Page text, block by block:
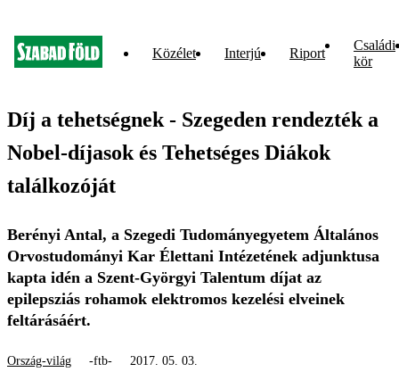
Közélet Interjú Riport
Családi
kör
Díj a tehetségnek - Szegeden rendezték a
Nobel-díjasok és Tehetséges Diákok
találkozóját
Berényi Antal, a Szegedi Tudományegyetem Általános
Orvostudományi Kar Élettani Intézetének adjunktusa
kapta idén a Szent-Györgyi Talentum díjat az
epilepsziás rohamok elektromos kezelési elveinek
feltárásáért.
Ország-világ -ftb- 2017. 05. 03.